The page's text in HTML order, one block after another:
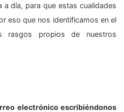
día, para que estas cualidades
eso que nos identificamos en el
rasgos propios de nuestros
electrónico escribiéndonos